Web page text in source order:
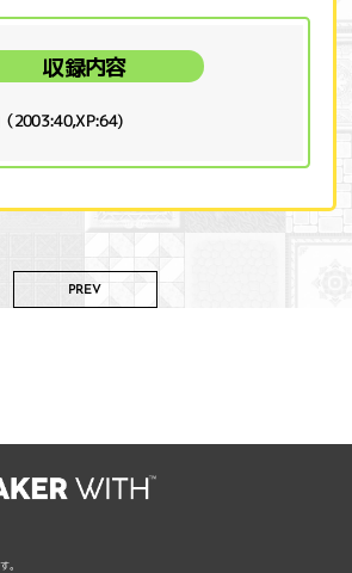
収録内容
2003:40,XP:64)
PREV
。